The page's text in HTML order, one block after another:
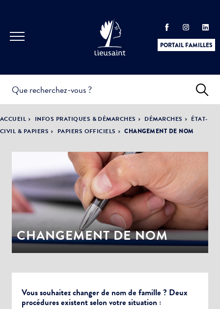
PORTAIL FAMILLES
PRATIQUES &
DÉMARCHES
ACTUALITÉS &
ÉVÈNEMENTS
LA VILLE
DÉMOCRATIE
PARTICIPATIVE
ACCUEIL INFOS PRATIQUES & DÉMARCHES DÉMARCHES
ÉTAT-
CIVIL & PAPIERS
PAPIERS OFFICIELS CHANGEMENT DE NOM
CHANGEMENT DE NOM
Vous souhaitez changer de nom de famille ? Deux
procédures existent selon votre situation :